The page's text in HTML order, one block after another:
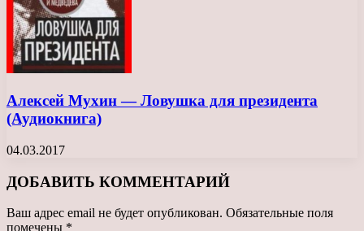
Алексей Мухин — Ловушка для президента
(Аудиокнига)
04.03.2017
ДОБАВИТЬ КОММЕНТАРИЙ
Ваш адрес email не будет опубликован. Обязательные поля
помечены *